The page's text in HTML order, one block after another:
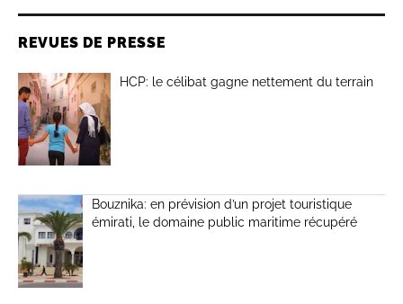
REVUES DE PRESSE
HCP: le célibat gagne nettement du terrain
Bouznika: en prévision d’un projet touristique
émirati, le domaine public maritime récupéré